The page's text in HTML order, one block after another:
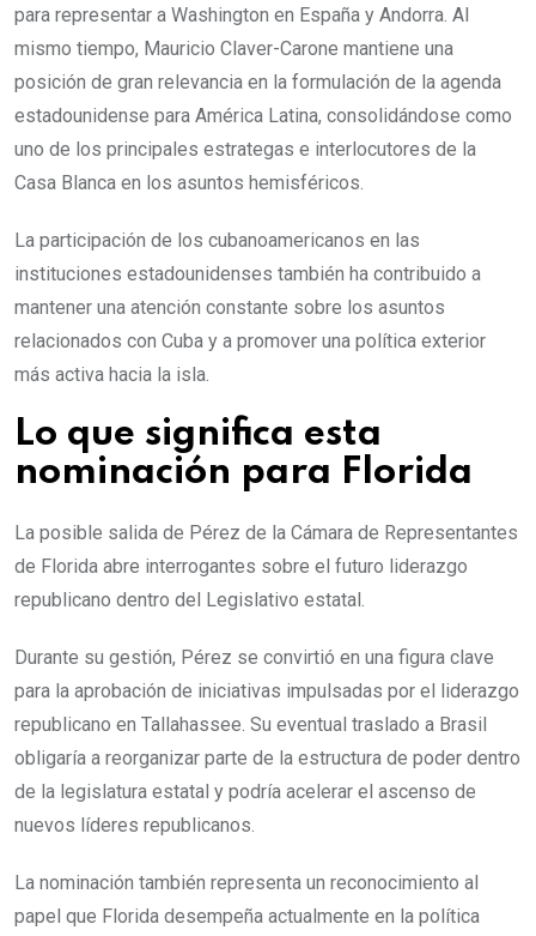
para representar a Washington en España y Andorra. Al
mismo tiempo, Mauricio Claver-Carone mantiene una
posición de gran relevancia en la formulación de la agenda
estadounidense para América Latina, consolidándose como
uno de los principales estrategas e interlocutores de la
Casa Blanca en los asuntos hemisféricos.
La participación de los cubanoamericanos en las
instituciones estadounidenses también ha contribuido a
mantener una atención constante sobre los asuntos
relacionados con Cuba y a promover una política exterior
más activa hacia la isla.
Lo que significa esta
nominación para Florida
La posible salida de Pérez de la Cámara de Representantes
de Florida abre interrogantes sobre el futuro liderazgo
republicano dentro del Legislativo estatal.
Durante su gestión, Pérez se convirtió en una figura clave
para la aprobación de iniciativas impulsadas por el liderazgo
republicano en Tallahassee. Su eventual traslado a Brasil
obligaría a reorganizar parte de la estructura de poder dentro
de la legislatura estatal y podría acelerar el ascenso de
nuevos líderes republicanos.
La nominación también representa un reconocimiento al
papel que Florida desempeña actualmente en la política